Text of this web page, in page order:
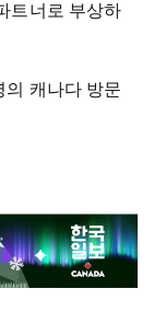
트너로 부상하
의 캐나다 방문